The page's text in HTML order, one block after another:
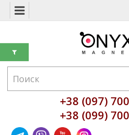
+38 (097)
+38 (099)